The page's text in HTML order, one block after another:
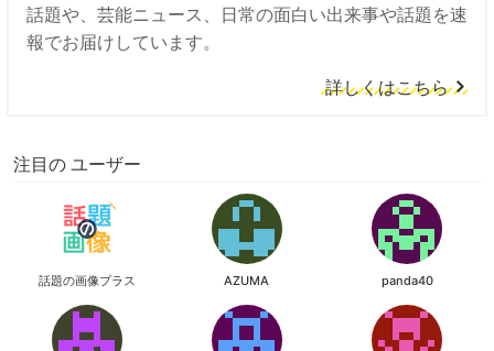
話題や、芸能ニュース、日常の面白い出来事や話題を速
報でお届けしています。
詳しくはこちら
注目の ユーザー
話題の画像プラス AZUMA panda40